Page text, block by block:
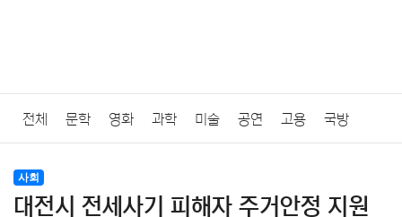
전체 문학 영화 과학 미술 공연 고용 국방
법률
사회
대전시 전세사기 피해자 주거안정 지원